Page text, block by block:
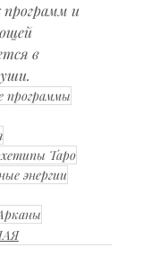
и
в
программы
Таро
энергии